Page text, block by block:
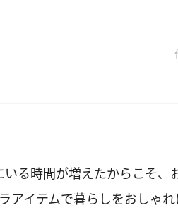
る時間が増えたからこそ、
アイテムで暮らしをおしゃ